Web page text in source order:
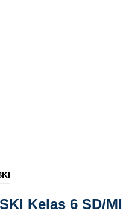
Kelas 6 SD/MI